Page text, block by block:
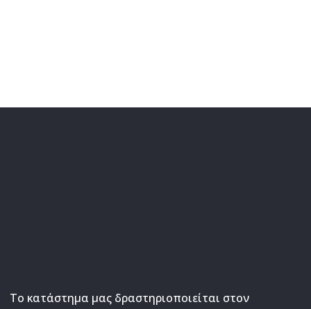
Το κατάστημα μας δραστηριοποιείται στον